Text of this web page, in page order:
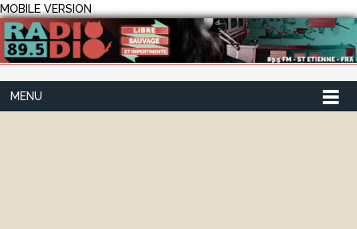
MOBILE VERSION
MENU